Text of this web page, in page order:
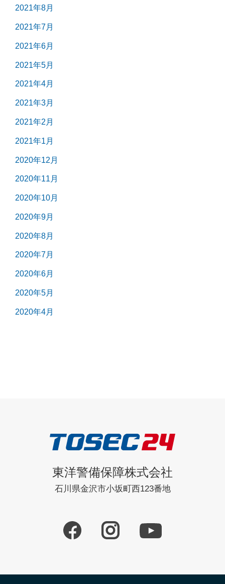
2021年8月
2021年7月
2021年6月
2021年5月
2021年4月
2021年3月
2021年2月
2021年1月
2020年12月
2020年11月
2020年10月
2020年9月
2020年8月
2020年7月
2020年6月
2020年5月
2020年4月
東洋警備保障株式会社
石川県金沢市小坂町西123番地